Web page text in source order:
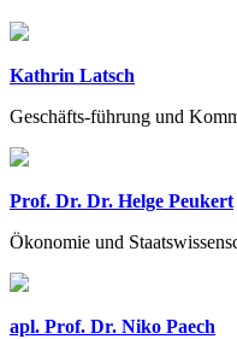
Kathrin Latsch
Geschäfts-führung und
Prof. Dr. Dr. Helge Peukert
Ökonomie und
apl. Prof. Dr. Niko Paech